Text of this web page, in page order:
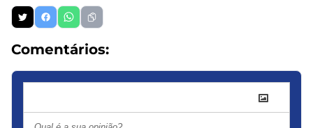
Comentários: